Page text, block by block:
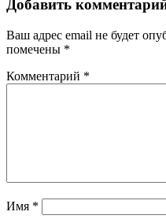
Добавить
Ваш адрес email не будет
помечены *
Комментарий *
Имя *